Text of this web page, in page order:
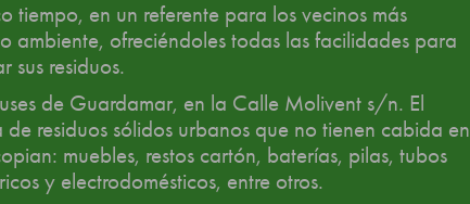
tiempo, en un referente para los vecinos más
ambiente, ofreciéndoles todas las facilidades para
sus residuos.
de Guardamar, en la Calle Molivent s/n. El
residuos sólidos urbanos que no tienen cabida en
muebles, restos cartón, baterías, pilas, tubos
y electrodomésticos, entre otros.